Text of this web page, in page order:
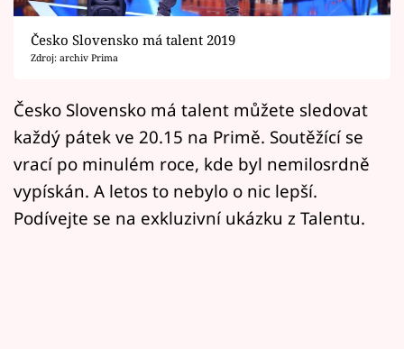
Filmový festival Karlovy Vary
Pořady
Mámy sobě
Přihlášení
Sledujte nás
Česko Slovensko má talent 2019
Zdroj: archiv Prima
Česko Slovensko má talent můžete sledovat
každý pátek ve 20.15 na Primě. Soutěžící se
vrací po minulém roce, kde byl nemilosrdně
vypískán. A letos to nebylo o nic lepší.
Podívejte se na exkluzivní ukázku z Talentu.